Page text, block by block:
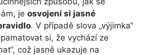
je osvojení si jasné
. V případě slova „výjimka“
si, že vychází ze
což jasně ukazuje na